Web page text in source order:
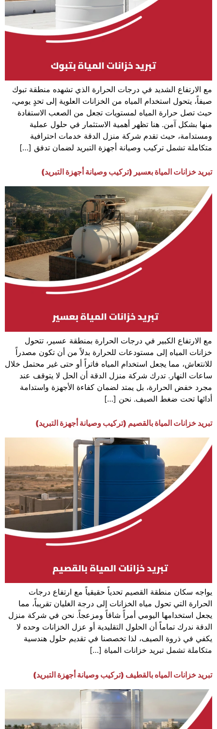
مع الارتفاع الشديد في درجات الحرارة الذي تشهده منطقة تبوك
صيفاً، يتحول استخدام المياه من الخزانات العلوية إلى تحدٍ يومي،
حيث تصل حرارة المياه لمستويات تجعل من الصعب الاستفادة
منها بشكل آمن. هنا تظهر أهمية الاستثمار في حلول عملية
ومستدامة، حيث تقدم شركة منزل الدقة خدمات احترافية
متكاملة تشمل تركيب وصيانة أجهزة التبريد لضمان تدفق […]
تبريد خزانات المياة بعسير (تركيب وصيانة أجهزة التبريد)
مع الارتفاع الكبير في درجات الحرارة بمنطقة عسير، تتحول
خزانات المياه إلى مستودعات للحرارة بدلاً من أن تكون مصدراً
للانتعاش، مما يجعل استخدام المياه فاتراً أو حتى غير محتمل خلال
ساعات النهار. تدرك شركة منزل الدقة أن الحل لا يتوقف عند
مجرد خفض الحرارة، بل يمتد لضمان كفاءة الأجهزة واستدامة
أدائها تحت ضغط الصيف. نحن […]
تبريد خزانات المياة بالقصيم (تركيب وصيانة أجهزة التبريد)
يواجه سكان منطقة القصيم تحدياً حقيقياً مع ارتفاع درجات
الحرارة التي تحول مياه الخزانات إلى درجة الغليان تقريباً، مما
يجعل استخدامها اليومي أمراً شاقاً ومزعجاً. نحن في شركة منزل
الدقة ندرك تماماً أن الحلول التقليدية أو عزل الخزانات وحده لا
يكفي في ذروة الصيف، لذا تخصصنا في تقديم حلول هندسية
متكاملة تشمل تبريد خزانات المياة […]
تبريد خزانات المياه بالقطيف (تركيب وصيانة أجهزة التبريد)